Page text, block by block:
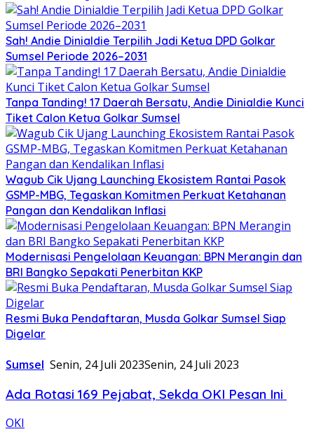
Sah! Andie Dinialdie Terpilih Jadi Ketua DPD Golkar
Sumsel Periode 2026–2031
Tanpa Tanding! 17 Daerah Bersatu, Andie Dinialdie Kunci
Tiket Calon Ketua Golkar Sumsel
Wagub Cik Ujang Launching Ekosistem Rantai Pasok
GSMP-MBG, Tegaskan Komitmen Perkuat Ketahanan
Pangan dan Kendalikan Inflasi
Modernisasi Pengelolaan Keuangan: BPN Merangin dan
BRI Bangko Sepakati Penerbitan KKP
Resmi Buka Pendaftaran, Musda Golkar Sumsel Siap
Digelar
Sumsel Senin, 24 Juli 2023Senin, 24 Juli 2023
Ada Rotasi 169 Pejabat, Sekda OKI Pesan Ini
OKI